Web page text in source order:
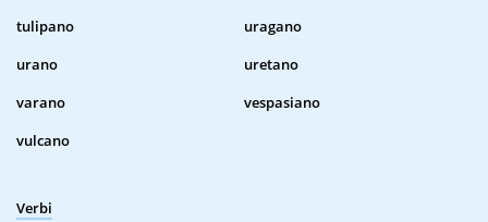
tulipano
uragano
urano
uretano
varano
vespasiano
vulcano
Verbi